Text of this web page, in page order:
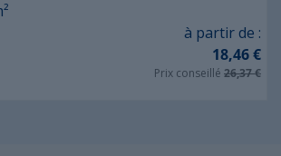
à partir de :
18,46 €
Prix conseillé 26,37 €